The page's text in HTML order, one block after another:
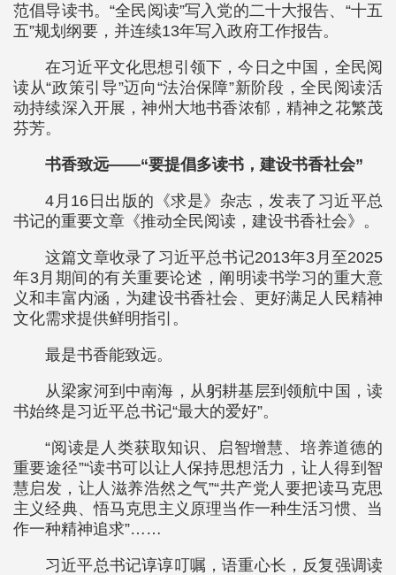
范倡导读书。“全民阅读”写入党的二十大报告、“十五
五”规划纲要，并连续13年写入政府工作报告。
在习近平文化思想引领下，今日之中国，全民阅
读从“政策引导”迈向“法治保障”新阶段，全民阅读活
动持续深入开展，神州大地书香浓郁，精神之花繁茂
芬芳。
书香致远——“要提倡多读书，建设书香社会”
4月16日出版的《求是》杂志，发表了习近平总
书记的重要文章《推动全民阅读，建设书香社会》。
这篇文章收录了习近平总书记2013年3月至2025
年3月期间的有关重要论述，阐明读书学习的重大意
义和丰富内涵，为建设书香社会、更好满足人民精神
文化需求提供鲜明指引。
最是书香能致远。
从梁家河到中南海，从躬耕基层到领航中国，读
书始终是习近平总书记“最大的爱好”。
“阅读是人类获取知识、启智增慧、培养道德的
重要途径”“读书可以让人保持思想活力，让人得到智
慧启发，让人滋养浩然之气”“共产党人要把读马克思
主义经典、悟马克思主义原理当作一种生活习惯、当
作一种精神追求”……
习近平总书记谆谆叮嘱，语重心长，反复强调读